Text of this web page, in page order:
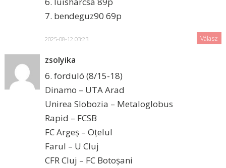
7. bendeguz90 69p
2025-08-12 03:23 Válasz
zsolyika
6. forduló (8/15-18)
Dinamo – UTA Arad
Unirea Slobozia – Metaloglobus
Rapid – FCSB
FC Argeș – Oțelul
Farul – U Cluj
CFR Cluj – FC Botoșani